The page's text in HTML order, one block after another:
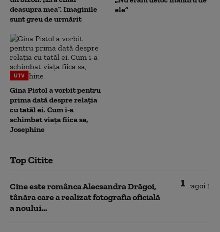
deasupra mea”. Imaginile
sunt greu de urmărit
ele”
UTV
Gina Pistol a vorbit pentru
prima dată despre relația
cu tatăl ei. Cum i-a
schimbat viața fiica sa,
Josephine
Top Citite
1
Cine este românca Alecsandra Drăgoi,
tânăra care a realizat fotografia oficială
a noului...